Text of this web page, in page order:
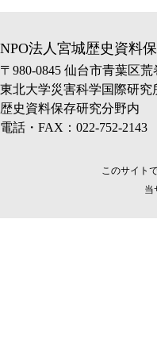
NPO法人宮城歴史資料
〒980-0845 仙台市青葉区荒
東北大学災害科学国際研究
歴史資料保存研究分野内
電話・FAX：022-752-2143
このサイト
当